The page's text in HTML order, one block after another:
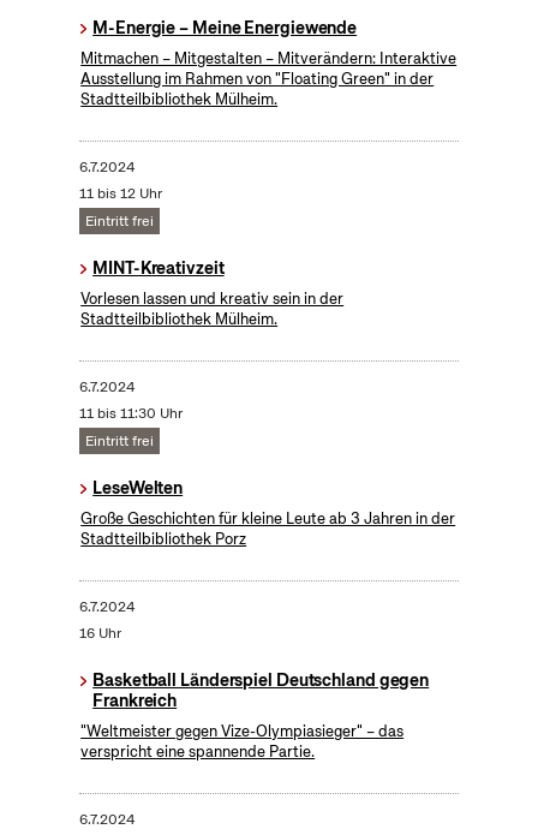
M-Energie – Meine Energiewende
Mitmachen – Mitgestalten – Mitverändern: Interaktive
Ausstellung im Rahmen von "Floating Green" in der
Stadtteilbibliothek Mülheim.
6.7.2024
11 bis 12 Uhr
Eintritt frei
MINT-Kreativzeit
Vorlesen lassen und kreativ sein in der
Stadtteilbibliothek Mülheim.
6.7.2024
11 bis 11:30 Uhr
Eintritt frei
LeseWelten
Große Geschichten für kleine Leute ab 3 Jahren in der
Stadtteilbibliothek Porz
6.7.2024
16 Uhr
Basketball Länderspiel Deutschland gegen
Frankreich
"Weltmeister gegen Vize-Olympiasieger" – das
verspricht eine spannende Partie.
6.7.2024